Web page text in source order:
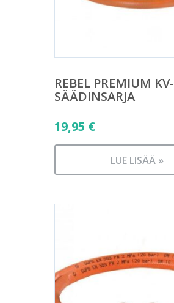
REBEL PREMIUM KV-
SÄÄDINSARJA
19,95 €
LUE LISÄÄ »